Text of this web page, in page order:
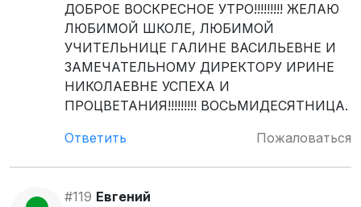
ДОБРОЕ ВОСКРЕСНОЕ УТРО!!!!!!!!! ЖЕЛАЮ
ЛЮБИМОЙ ШКОЛЕ, ЛЮБИМОЙ
УЧИТЕЛЬНИЦЕ ГАЛИНЕ ВАСИЛЬЕВНЕ И
ЗАМЕЧАТЕЛЬНОМУ ДИРЕКТОРУ ИРИНЕ
НИКОЛАЕВНЕ УСПЕХА И
ПРОЦВЕТАНИЯ!!!!!!!!! ВОСЬМИДЕСЯТНИЦА.
Ответить
Пожаловаться
#119 Евгений